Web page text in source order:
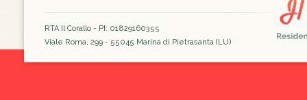
RTA Il Corallo - PI: 01829160355
Viale Roma, 299 - 55045 Marina di Pietrasanta (LU)